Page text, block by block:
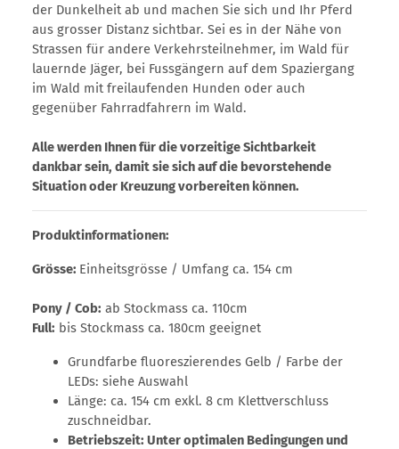
der Dunkelheit ab und machen Sie sich und Ihr Pferd
aus grosser Distanz sichtbar. Sei es in der Nähe von
Strassen für andere Verkehrsteilnehmer, im Wald für
lauernde Jäger, bei Fussgängern auf dem Spaziergang
im Wald mit freilaufenden Hunden oder auch
gegenüber Fahrradfahrern im Wald.
Alle werden Ihnen für die vorzeitige Sichtbarkeit
dankbar sein, damit sie sich auf die bevorstehende
Situation oder Kreuzung vorbereiten können.
Produktinformationen:
Grösse: Einheitsgrösse / Umfang ca. 154 cm
Pony / Cob: ab Stockmass ca. 110cm
Full: bis Stockmass ca. 180cm geeignet
Grundfarbe fluoreszierendes Gelb / Farbe der
LEDs: siehe Auswahl
Länge: ca. 154 cm exkl. 8 cm Klettverschluss
zuschneidbar.
Betriebszeit: Unter optimalen Bedingungen und